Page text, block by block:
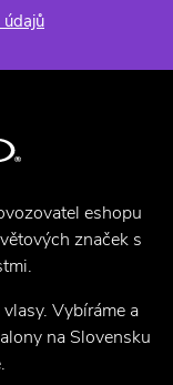
eshopu
značek s
Vybíráme a
na Slovensku